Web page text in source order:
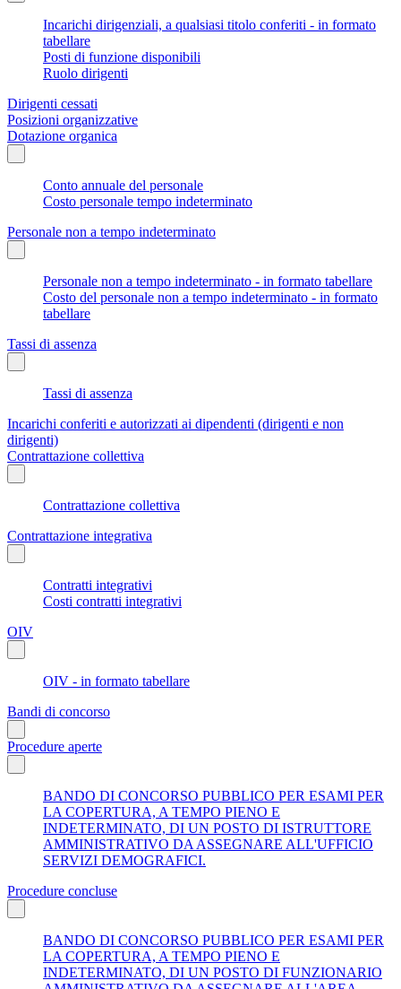
Incarichi dirigenziali, a qualsiasi titolo conferiti - in formato
tabellare
Posti di funzione disponibili
Ruolo dirigenti
Dirigenti cessati
Posizioni organizzative
Dotazione organica
Conto annuale del personale
Costo personale tempo indeterminato
Personale non a tempo indeterminato
Personale non a tempo indeterminato - in formato tabellare
Costo del personale non a tempo indeterminato - in formato
tabellare
Tassi di assenza
Tassi di assenza
Incarichi conferiti e autorizzati ai dipendenti (dirigenti e non
dirigenti)
Contrattazione collettiva
Contrattazione collettiva
Contrattazione integrativa
Contratti integrativi
Costi contratti integrativi
OIV
OIV - in formato tabellare
Bandi di concorso
Procedure aperte
BANDO DI CONCORSO PUBBLICO PER ESAMI PER
LA COPERTURA, A TEMPO PIENO E
INDETERMINATO, DI UN POSTO DI ISTRUTTORE
AMMINISTRATIVO DA ASSEGNARE ALL'UFFICIO
SERVIZI DEMOGRAFICI.
Procedure concluse
BANDO DI CONCORSO PUBBLICO PER ESAMI PER
LA COPERTURA, A TEMPO PIENO E
INDETERMINATO, DI UN POSTO DI FUNZIONARIO